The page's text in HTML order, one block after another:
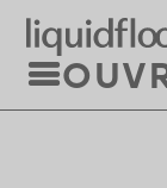
Aller
contenu
principal